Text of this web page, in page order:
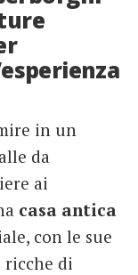
in un
da
ai
casa antica
con le sue
di